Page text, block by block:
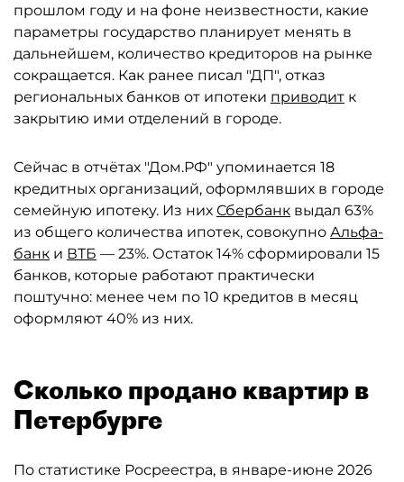
прошлом году и на фоне неизвестности, какие
параметры государство планирует менять в
дальнейшем, количество кредиторов на рынке
сокращается. Как ранее писал "ДП", отказ
региональных банков от ипотеки приводит к
закрытию ими отделений в городе.
Сейчас в отчётах "Дом.РФ" упоминается 18
кредитных организаций, оформлявших в городе
семейную ипотеку. Из них Сбербанк выдал 63%
из общего количества ипотек, совокупно Альфа-
банк и ВТБ — 23%. Остаток 14% сформировали 15
банков, которые работают практически
поштучно: менее чем по 10 кредитов в месяц
оформляют 40% из них.
Сколько продано квартир в
Петербурге
По статистике Росреестра, в январе-июне 2026